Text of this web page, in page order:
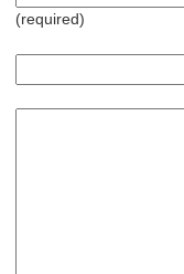
(required)